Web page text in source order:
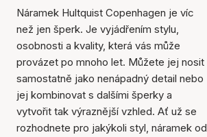
Náramek Hultquist Copenhagen je víc
než jen šperk. Je vyjádřením stylu,
osobnosti a kvality, která vás může
provázet po mnoho let. Můžete jej nosit
samostatně jako nenápadný detail nebo
jej kombinovat s dalšími šperky a
vytvořit tak výraznější vzhled. Ať už se
rozhodnete pro jakýkoli styl, náramek od